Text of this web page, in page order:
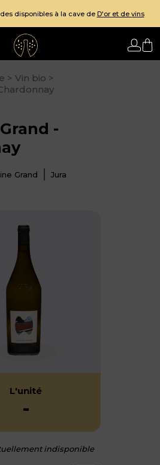
à la cave deD'or et de vins
> Vin bio >
L'unité
-
indisponible
-
Grand Jura